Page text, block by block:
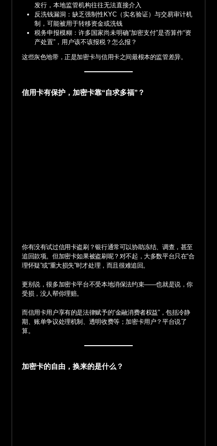
发行，本地监管机构往往无法直接介入
反洗钱漏洞：缺乏强制性KYC（实名验证）与交易审计机
制，可能被用于转移资金或洗钱
税务申报模糊：许多国家尚未明确“加密支付”是否算作“资
产处置”，用户该不该报税？怎么报？
这些灰色地带，正是加密卡与信用卡之间最根本的监管差异。
信用卡有保护，加密卡靠“自求多福”？
你有没有试过信用卡盗刷？银行通常可以协助冻结、调查，甚至
追回款项。但加密卡如果被盗刷呢？对不起，大多数平台只在“合
理怀疑”或“重大损失”时才处理，而且很难追回。
更别说，很多加密卡平台不受本地消保法约束——也就是说，你
受损，没人帮你理赔。
而信用卡用户享有的是法律赋予的“金融消费者权益”，包括冷静
期、账单争议处理机制、透明收费等；加密卡用户？平台说了
算。
加密卡的自由，换来的是什么？